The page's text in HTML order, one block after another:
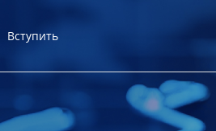
Вступить